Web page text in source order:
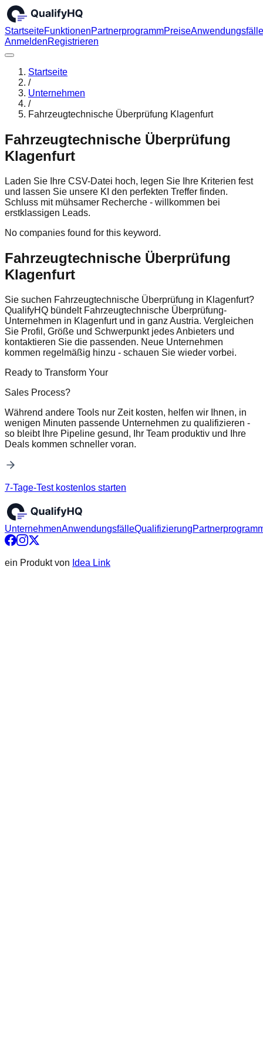
StartseiteFunktionenPartnerprogrammPreiseAnwendungsfälle
AnmeldenRegistrieren
Startseite
/
Unternehmen
/
Fahrzeugtechnische Überprüfung Klagenfurt
Fahrzeugtechnische Überprüfung
Klagenfurt
Laden Sie Ihre CSV-Datei hoch, legen Sie Ihre Kriterien fest
und lassen Sie unsere KI den perfekten Treffer finden.
Schluss mit mühsamer Recherche - willkommen bei
erstklassigen Leads.
No companies found for this keyword.
Fahrzeugtechnische Überprüfung
Klagenfurt
Sie suchen Fahrzeugtechnische Überprüfung in Klagenfurt?
QualifyHQ bündelt Fahrzeugtechnische Überprüfung-
Unternehmen in Klagenfurt und in ganz Austria. Vergleichen
Sie Profil, Größe und Schwerpunkt jedes Anbieters und
kontaktieren Sie die passenden. Neue Unternehmen
kommen regelmäßig hinzu - schauen Sie wieder vorbei.
Ready to Transform Your
Sales Process?
Während andere Tools nur Zeit kosten, helfen wir Ihnen, in
wenigen Minuten passende Unternehmen zu qualifizieren -
so bleibt Ihre Pipeline gesund, Ihr Team produktiv und Ihre
Deals kommen schneller voran.
7-Tage-Test kostenlos starten
UnternehmenAnwendungsfälleQualifizierung
ein Produkt von Idea Link